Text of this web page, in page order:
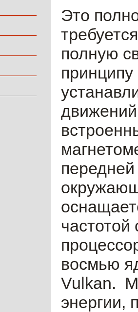
Это
полную
восмью
Vulkan.
энергии,